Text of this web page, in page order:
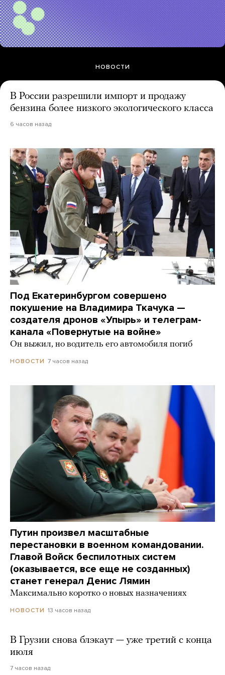
НОВОСТИ
В России разрешили импорт и продажу
бензина более низкого экологического класса
6 часов назад
Под Екатеринбургом совершено
покушение на Владимира Ткачука —
создателя дронов «Упырь» и телеграм-
канала «Повернутые на войне»
Он выжил, но водитель его автомобиля погиб
НОВОСТИ 7 часов назад
Путин произвел масштабные
перестановки в военном командовании.
Главой Войск беспилотных систем
(оказывается, все еще не созданных)
станет генерал Денис Лямин
Максимально коротко о новых назначениях
НОВОСТИ 13 часов назад
В Грузии снова блэкаут — уже третий с конца
июля
7 часов назад